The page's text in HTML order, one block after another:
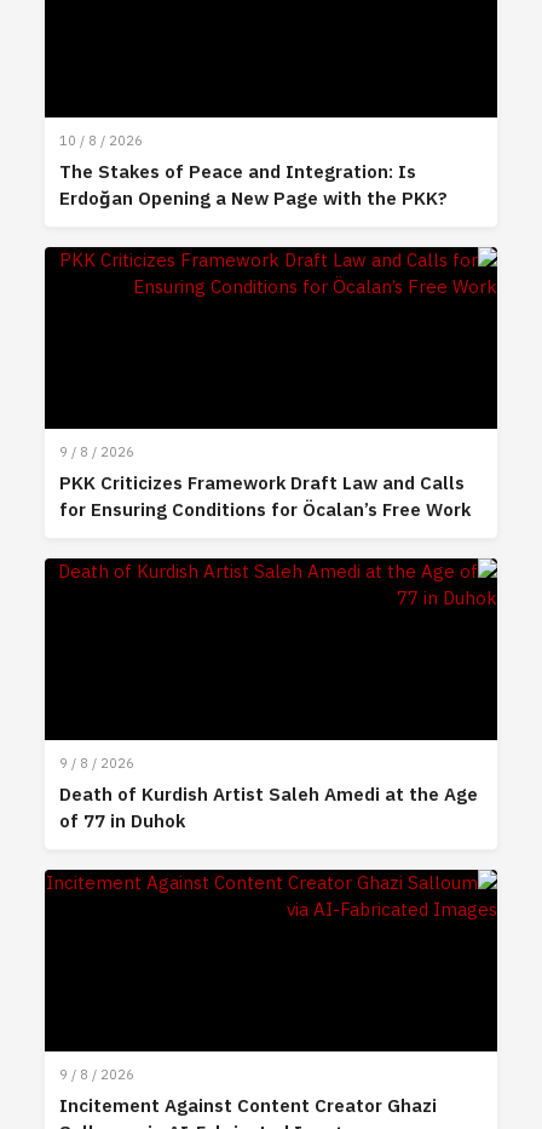
10 / 8 / 2026
The Stakes of Peace and Integration: Is
Erdoğan Opening a New Page with the PKK?
9 / 8 / 2026
PKK Criticizes Framework Draft Law and Calls
for Ensuring Conditions for Öcalan’s Free Work
9 / 8 / 2026
Death of Kurdish Artist Saleh Amedi at the Age
of 77 in Duhok
9 / 8 / 2026
Incitement Against Content Creator Ghazi